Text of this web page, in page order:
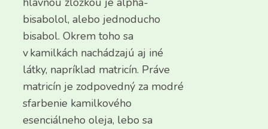
bisabolol, alebo jednoducho
bisabol. Okrem toho sa
v kamilkách nachádzajú aj iné
látky, napríklad matricín. Práve
matricín je zodpovedný za modré
sfarbenie kamilkového
esenciálneho oleja, lebo sa